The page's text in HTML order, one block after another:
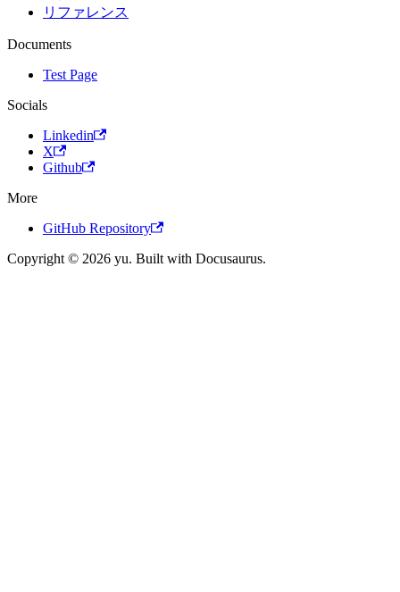
リファレンス
Documents
Test Page
Socials
Linkedin
X
Github
More
GitHub Repository
Copyright © 2026 yu. Built with Docusaurus.